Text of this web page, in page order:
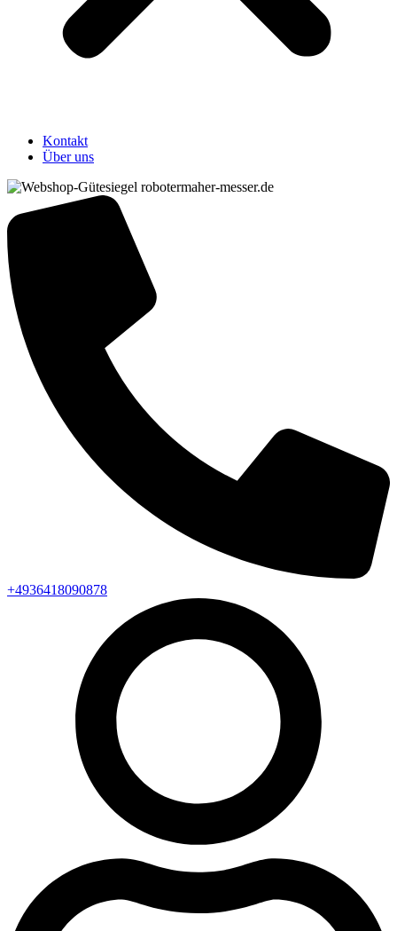
Kontakt
Über uns
+4936418090878